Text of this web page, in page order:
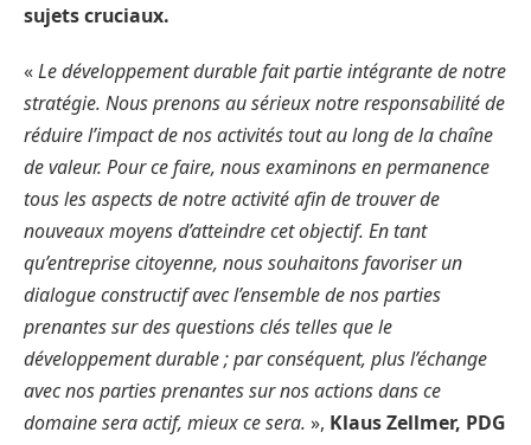
sujets cruciaux.
«Le développement durable fait partie intégrante de notre
stratégie. Nous prenons au sérieux notre responsabilité de
réduire l’impact de nos activités tout au long de la chaîne
de valeur. Pour ce faire, nous examinons en permanence
tous les aspects de notre activité afin de trouver de
nouveaux moyens d’atteindre cet objectif. En tant
qu’entreprise citoyenne, nous souhaitons favoriser un
dialogue constructif avec l’ensemble de nos parties
prenantes sur des questions clés telles que le
développement durable ; par conséquent, plus l’échange
avec nos parties prenantes sur nos actions dans ce
domaine sera actif, mieux ce sera. », Klaus Zellmer, PDG